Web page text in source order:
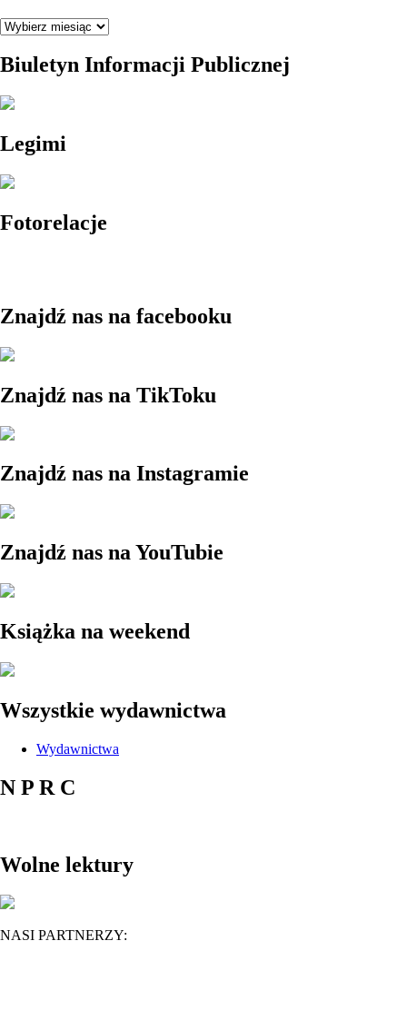
Archiwum
Biuletyn Informacji Publicznej
Legimi
Fotorelacje
Znajdź nas na facebooku
Znajdź nas na TikToku
Znajdź nas na Instagramie
Znajdź nas na YouTubie
Książka na weekend
Wszystkie wydawnictwa
Wydawnictwa
N P R C
Wolne lektury
NASI PARTNERZY: